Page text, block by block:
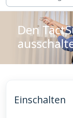
Den
Einschalten